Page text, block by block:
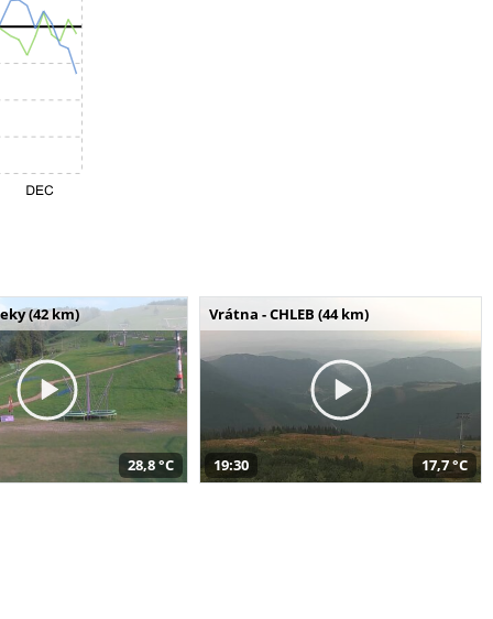
(42 km)
28,8 °C
Vrátna - CHLEB (44 km)
19:30 17,7 °C